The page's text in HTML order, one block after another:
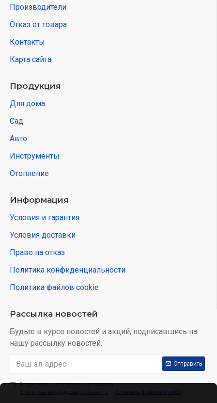
Производители
Отказ от товара
Контакты
Карта сайта
Продукция
Для дома
Сад
Авто
Инструменты
Отопление
Информация
Условия и гарантия
Условия доставки
Право на отказ
Политика конфиденциальности
Политика файлов cookie
Рассылка новостей
Будьте в курсе новостей и акций, подписавшись на
нашу рассылку новостей.
Отправить
Я прочитал и согласен с условиям:
Политика конфиденциальности
Политика файлов cookie